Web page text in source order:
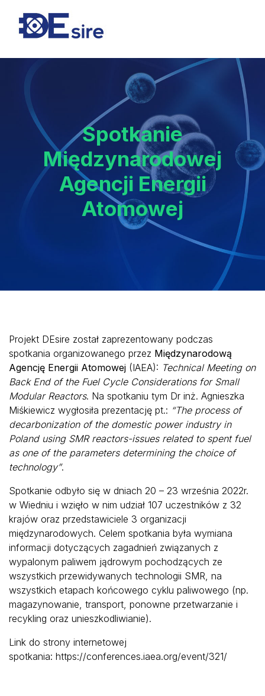
Spotkanie
Międzynarodowej
Agencji Energii
Atomowej
Projekt DEsire został zaprezentowany podczas
spotkania organizowanego przez Międzynarodową
Agencję Energii Atomowej (IAEA): Technical Meeting on
Back End of the Fuel Cycle Considerations for Small
Modular Reactors. Na spotkaniu tym Dr inż. Agnieszka
Miśkiewicz wygłosiła prezentację pt.: “The process of
decarbonization of the domestic power industry in
Poland using SMR reactors-issues related to spent fuel
as one of the parameters determining the choice of
technology”.
Spotkanie odbyło się w dniach 20 – 23 września 2022r.
w Wiedniu i wzięło w nim udział 107 uczestników z 32
krajów oraz przedstawiciele 3 organizacji
międzynarodowych. Celem spotkania była wymiana
informacji dotyczących zagadnień związanych z
wypalonym paliwem jądrowym pochodzących ze
wszystkich przewidywanych technologii SMR, na
wszystkich etapach końcowego cyklu paliwowego (np.
magazynowanie, transport, ponowne przetwarzanie i
recykling oraz unieszkodliwianie).
Link do strony internetowej
spotkania: https://conferences.iaea.org/event/321/